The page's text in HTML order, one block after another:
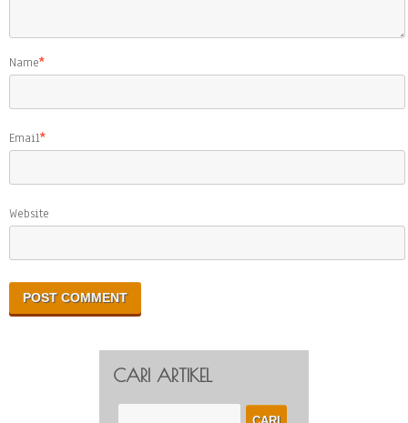
Name*
Email*
Website
CARI ARTIKEL